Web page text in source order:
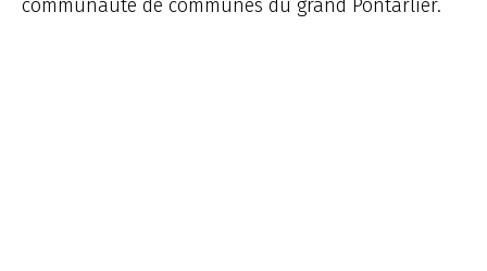
communauté de communes du grand Pontarlier.